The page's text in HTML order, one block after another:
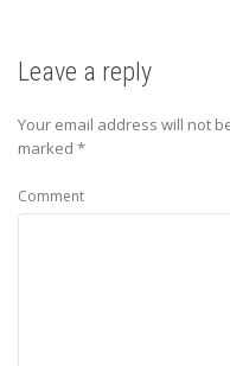
Leave a reply
Your email address will not
marked *
Comment